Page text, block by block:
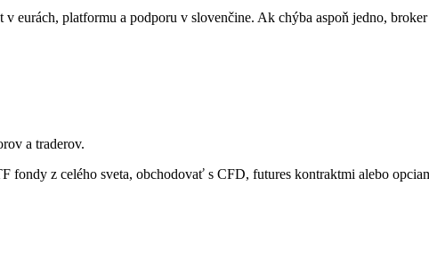
eurách, platformu a podporu v slovenčine. Ak chýba aspoň jedno,
a traderov.
z celého sveta, obchodovať s CFD, futures kontraktmi alebo